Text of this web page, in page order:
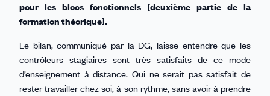
pour les blocs fonctionnels [deuxième partie de la
formation théorique].
Le bilan, communiqué par la DG, laisse entendre que les
contrôleurs stagiaires sont très satisfaits de ce mode
d’enseignement à distance. Qui ne serait pas satisfait de
rester travailler chez soi, à son rythme, sans avoir à prendre